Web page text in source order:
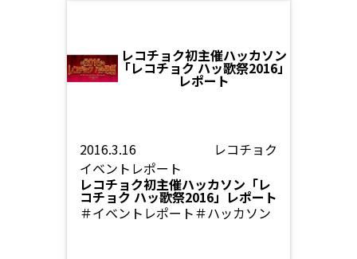
レコチョク初主催ハッカソン
「レコチョク ハッ歌祭2016」
レポート
2016.3.16
レコチョク
イベントレポート
レコチョク初主催ハッカソン「レ
コチョク ハッ歌祭2016」レポート
＃イベントレポート＃ハッカソン